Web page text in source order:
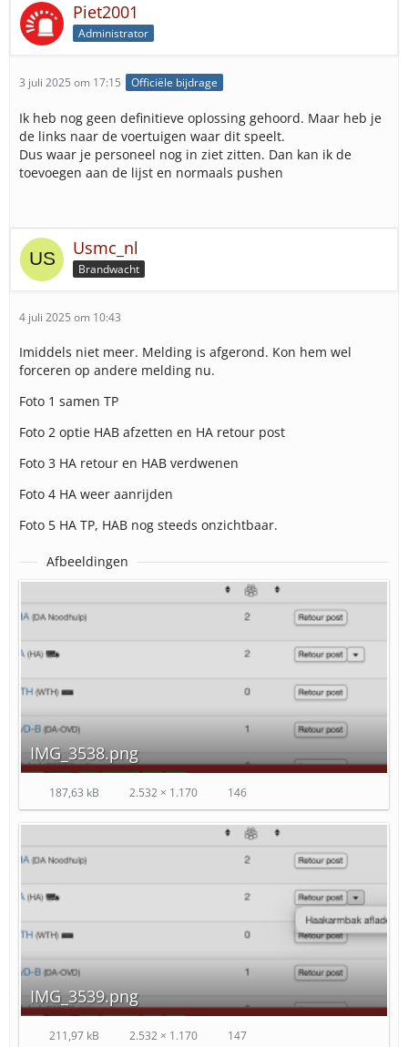
Piet2001
Administrator
3 juli 2025 om 17:15 Officiële bijdrage
Ik heb nog geen definitieve oplossing gehoord. Maar heb je
de links naar de voertuigen waar dit speelt.
Dus waar je personeel nog in ziet zitten. Dan kan ik de
toevoegen aan de lijst en normaals pushen
Usmc_nl
Brandwacht
4 juli 2025 om 10:43
Imiddels niet meer. Melding is afgerond. Kon hem wel
forceren op andere melding nu.
Foto 1 samen TP
Foto 2 optie HAB afzetten en HA retour post
Foto 3 HA retour en HAB verdwenen
Foto 4 HA weer aanrijden
Foto 5 HA TP, HAB nog steeds onzichtbaar.
Afbeeldingen
IMG_3538.png
187,63 kB 2.532 × 1.170 146
IMG_3539.png
211,97 kB 2.532 × 1.170 147